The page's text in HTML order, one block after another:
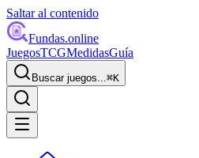
Saltar al contenido
Fundas.online
JuegosTCGMedidasGuía
Buscar juegos...⌘K